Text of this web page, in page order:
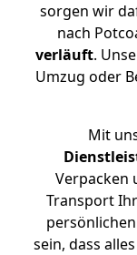
sorgen wir
nach
verläuft.
Umzug oder
Mit
Verpacken
Transport
sein, dass alles